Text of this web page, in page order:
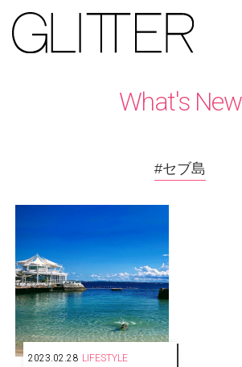
What's New
#セブ島
2023.02.28 LIFESTYLE